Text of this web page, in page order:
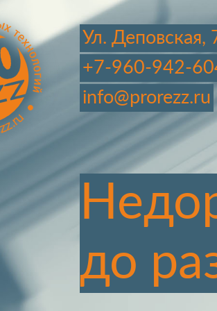
Ул.
+7-960-942-
info@prorezz.ru
до